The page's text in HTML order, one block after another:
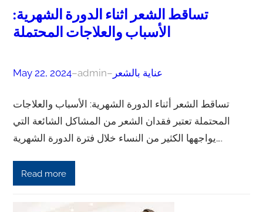
تساقط الشعر اثناء الدورة الشهرية:
الأسباب والعلاجات المحتملة
May 22, 2024–admin– عناية بالشعر
تساقط الشعر أثناء الدورة الشهرية: الأسباب والعلاجات
المحتملة تعتبر فقدان الشعر من المشاكل الشائعة التي
يواجهها الكثير من النساء خلال فترة الدورة الشهرية….
Read more